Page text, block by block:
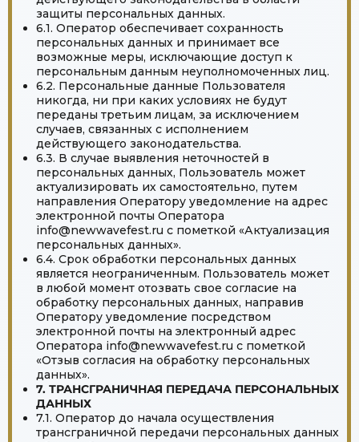
защиты персональных данных.
6.1. Оператор обеспечивает сохранность
персональных данных и принимает все
возможные меры, исключающие доступ к
персональным данным неуполномоченных лиц.
6.2. Персональные данные Пользователя
никогда, ни при каких условиях не будут
переданы третьим лицам, за исключением
случаев, связанных с исполнением
действующего законодательства.
6.3. В случае выявления неточностей в
персональных данных, Пользователь может
актуализировать их самостоятельно, путем
направления Оператору уведомление на адрес
электронной почты Оператора
info@newwavefest.ru с пометкой «Актуализация
персональных данных».
6.4. Срок обработки персональных данных
является неограниченным. Пользователь может
в любой момент отозвать свое согласие на
обработку персональных данных, направив
Оператору уведомление посредством
электронной почты на электронный адрес
Оператора info@newwavefest.ru с пометкой
«Отзыв согласия на обработку персональных
данных».
7. ТРАНСГРАНИЧНАЯ ПЕРЕДАЧА ПЕРСОНАЛЬНЫХ
ДАННЫХ
7.1. Оператор до начала осуществления
трансграничной передачи персональных данных